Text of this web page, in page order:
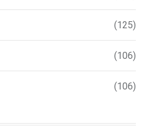
(125)
(106)
(106)